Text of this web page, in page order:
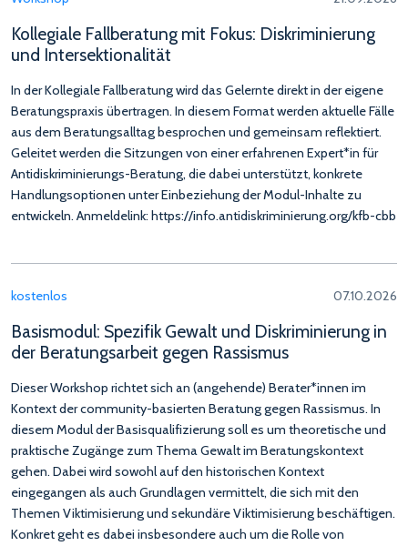
Kollegiale Fallberatung mit Fokus: Diskriminierung
und Intersektionalität
In der Kollegiale Fallberatung wird das Gelernte direkt in der eigene
Beratungspraxis übertragen. In diesem Format werden aktuelle Fälle
aus dem Beratungsalltag besprochen und gemeinsam reflektiert.
Geleitet werden die Sitzungen von einer erfahrenen Expert*in für
Antidiskriminierungs-Beratung, die dabei unterstützt, konkrete
Handlungsoptionen unter Einbeziehung der Modul-Inhalte zu
entwickeln. Anmeldelink: https://info.antidiskriminierung.org/kfb-cbb
kostenlos 07.10.2026
Basismodul: Spezifik Gewalt und Diskriminierung in
der Beratungsarbeit gegen Rassismus
Dieser Workshop richtet sich an (angehende) Berater*innen im
Kontext der community-basierten Beratung gegen Rassismus. In
diesem Modul der Basisqualifizierung soll es um theoretische und
praktische Zugänge zum Thema Gewalt im Beratungskontext
gehen. Dabei wird sowohl auf den historischen Kontext
eingegangen als auch Grundlagen vermittelt, die sich mit den
Themen Viktimisierung und sekundäre Viktimisierung beschäftigen.
Konkret geht es dabei insbesondere auch um die Rolle von